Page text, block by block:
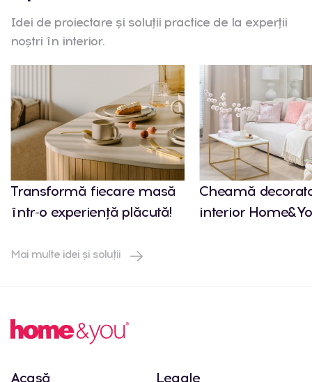
Idei de proiectare și soluții practice de la experții
noștri în interior.
Transformă fiecare masă
într-o experiență plăcută!
Cheamă
interior
Mai multe idei și soluții
Acasă Legale